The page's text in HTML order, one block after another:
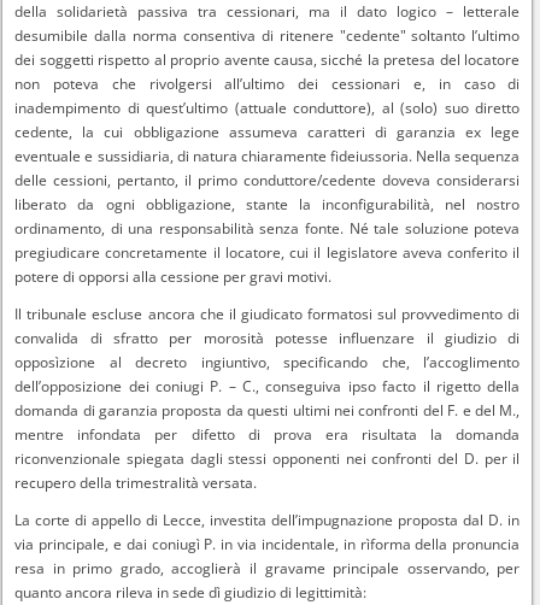
della solidarietà passiva tra cessionari, ma il dato logico – letterale
desumibile dalla norma consentiva di ritenere "cedente" soltanto l’ultimo
dei soggetti rispetto al proprio avente causa, sicché la pretesa del locatore
non poteva che rivolgersi all’ultimo dei cessionari e, in caso di
inadempimento di quest’ultimo (attuale conduttore), al (solo) suo diretto
cedente, la cui obbligazione assumeva caratteri di garanzia ex lege
eventuale e sussidiaria, di natura chiaramente fideiussoria. Nella sequenza
delle cessioni, pertanto, il primo conduttore/cedente doveva considerarsi
liberato da ogni obbligazione, stante la inconfigurabilità, nel nostro
ordinamento, di una responsabilità senza fonte. Né tale soluzione poteva
pregiudicare concretamente il locatore, cui il legislatore aveva conferito il
potere di opporsi alla cessione per gravi motivi.
Il tribunale escluse ancora che il giudicato formatosi sul provvedimento di
convalida di sfratto per morosità potesse influenzare il giudizio di
opposìzione al decreto ingiuntivo, specificando che, l’accoglimento
dell’opposizione dei coniugi P. – C., conseguiva ipso facto il rigetto della
domanda di garanzia proposta da questi ultimi nei confronti del F. e del M.,
mentre infondata per difetto di prova era risultata la domanda
riconvenzionale spiegata dagli stessi opponenti nei confronti del D. per il
recupero della trimestralità versata.
La corte di appello di Lecce, investita dell’impugnazione proposta dal D. in
via principale, e dai coniugì P. in via incidentale, in rìforma della pronuncia
resa in primo grado, accoglierà il gravame principale osservando, per
quanto ancora rileva in sede dì giudizio di legittimità: